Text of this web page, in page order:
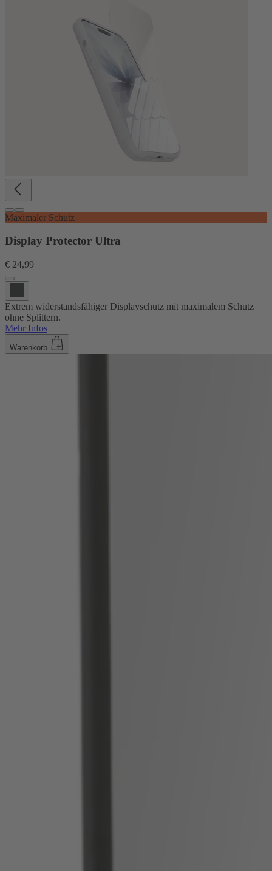
Maximaler Schutz
Display Protector Ultra
€ 24,99
Extrem widerstandsfähiger Displayschutz mit maximalem Schutz
ohne Splittern.
Mehr Infos
Warenkorb